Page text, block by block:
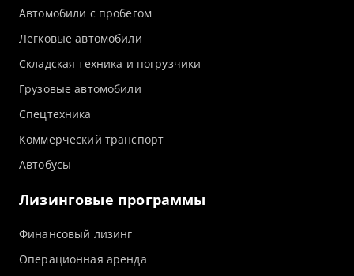
Автомобили с пробегом
Легковые автомобили
Складская техника и погрузчики
Грузовые автомобили
Спецтехника
Коммерческий транспорт
Автобусы
Лизинговые программы
Финансовый лизинг
Операционная аренда